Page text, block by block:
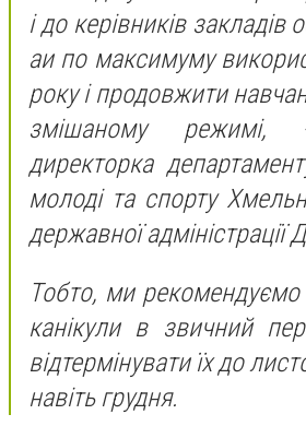
і до керівників закладів
аи по максимуму
року і продовжити
змішаному режимі,
директорка
молоді та спорту
державної адміністрації
Тобто, ми
канікули в звичний
відтермінувати їх до
навіть грудня.